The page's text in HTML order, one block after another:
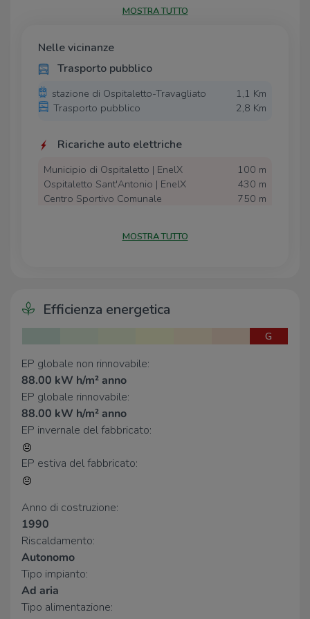
Gli impianti elettrico, idraulico e luci sono funzionanti.
forte passaggio automobilistico, nelle immediate
vicinanze della Chiesa di Ospitaletto.
MOSTRA TUTTO
Nelle vicinanze
Trasporto pubblico
stazione di Ospitaletto-Travagliato
1,1 Km
Trasporto pubblico
2,8 Km
Ricariche auto elettriche
Municipio di Ospitaletto | EnelX
100 m
Ospitaletto Sant'Antonio | EnelX
430 m
Centro Sportivo Comunale
750 m
Castegnato Illa | Ressolar
Scuole
Farmacia
Farmacia Comunale
Farmacia dr. Pinetti
Farmacia
Farmacia Comunale La Cupola
Supermercati
Family Market
Negozi
San Giorgio
Dolce e Salato
Bar
MOSTRA TUTTO
Efficienza energetica
G
EP globale non rinnovabile:
88.00 kW h/m² anno
EP globale rinnovabile:
88.00 kW h/m² anno
EP invernale del fabbricato:
EP estiva del fabbricato:
Anno di costruzione:
1990
Riscaldamento:
Autonomo
Tipo impianto:
Ad aria
Tipo alimentazione: